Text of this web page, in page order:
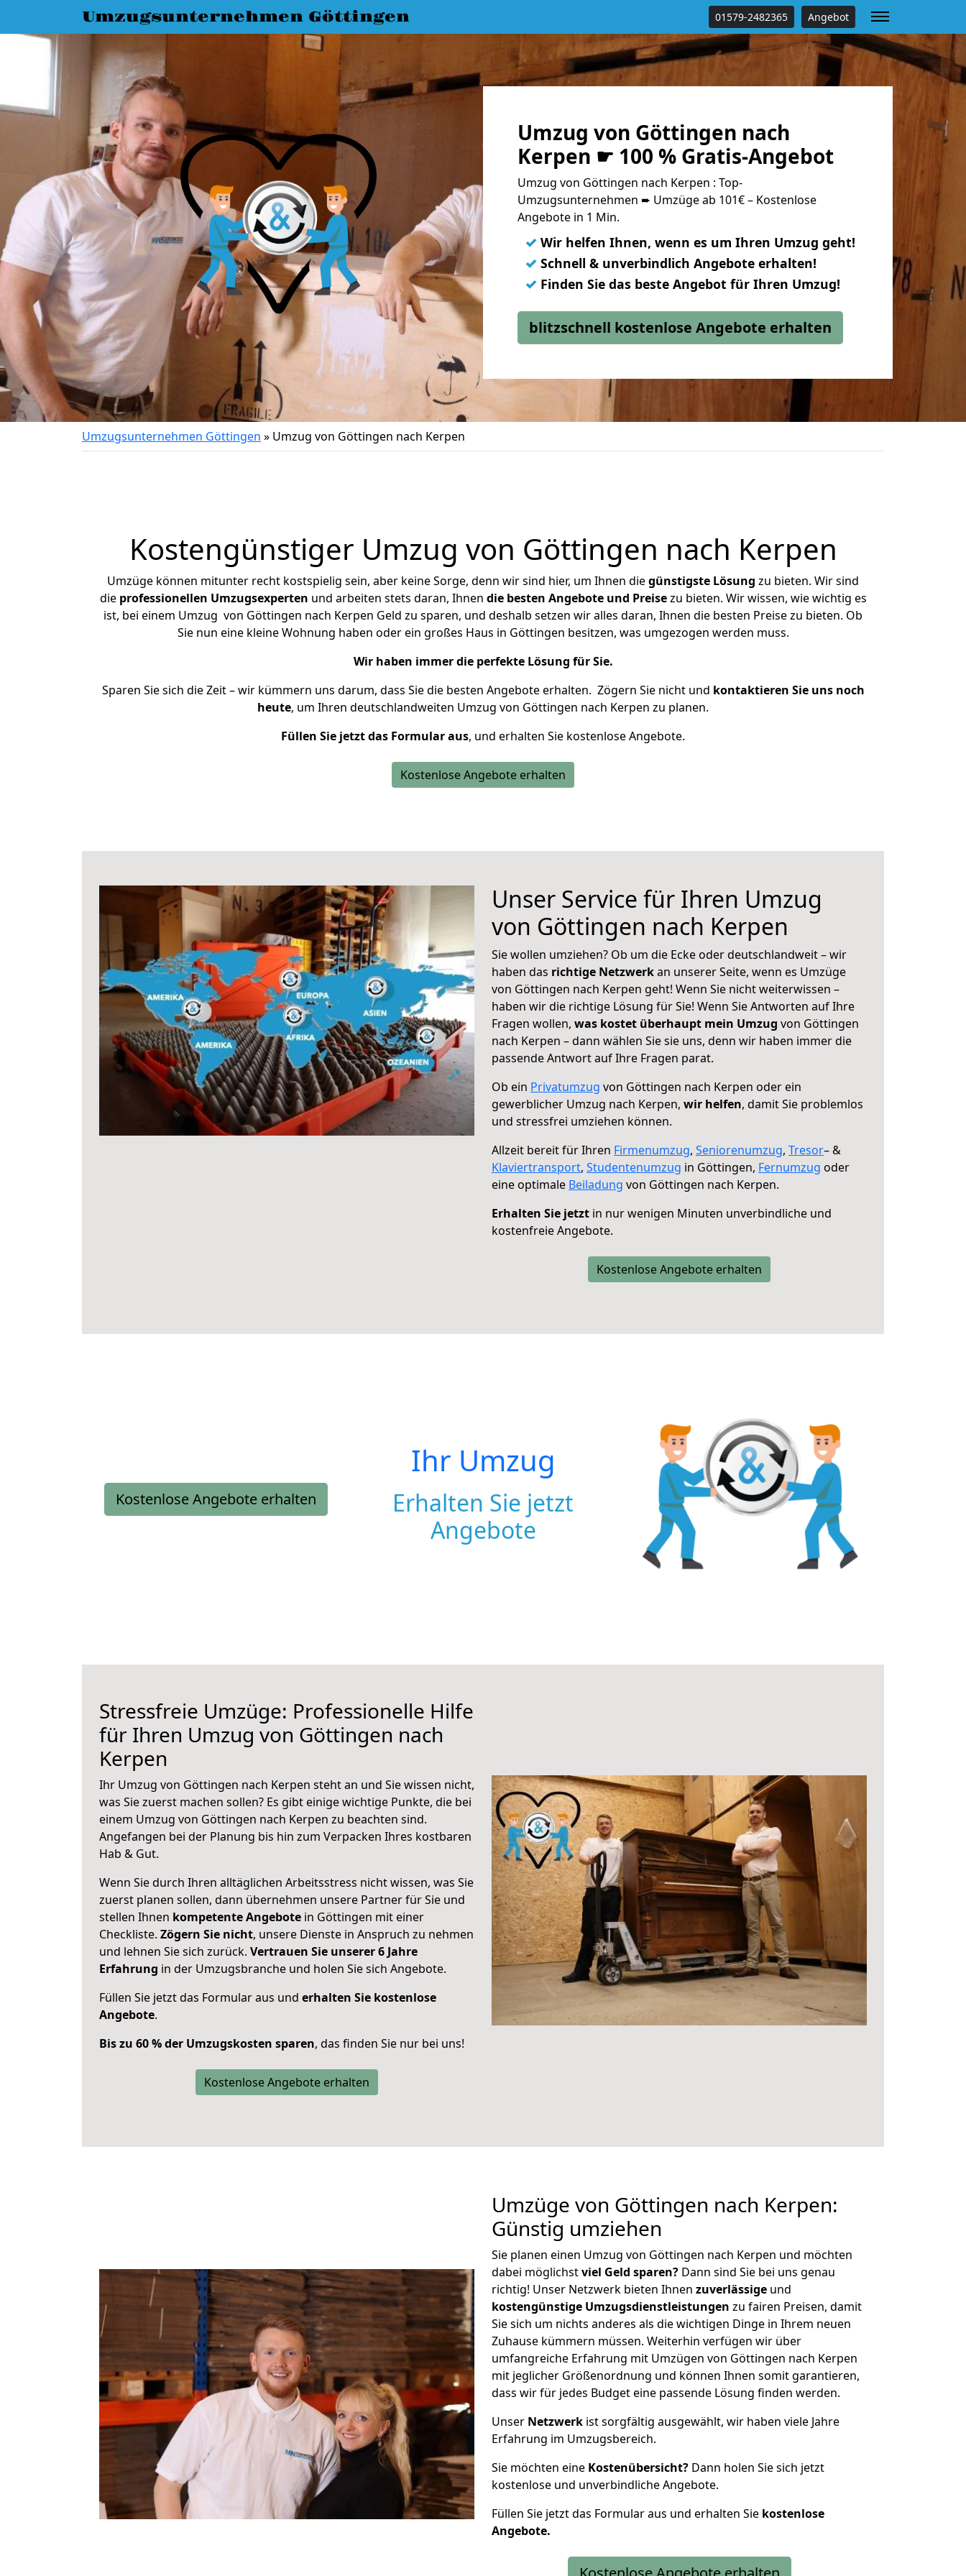
Umzugsunternehmen Göttingen 01579-2482365 Angebot
Umzug von Göttingen nach
Kerpen ☛ 100 % Gratis-Angebot
Umzug von Göttingen nach Kerpen : Top-
Umzugsunternehmen ➨ Umzüge ab 101€ – Kostenlose
Angebote in 1 Min.
✓ Wir helfen Ihnen, wenn es um Ihren Umzug geht!
✓ Schnell & unverbindlich Angebote erhalten!
✓ Finden Sie das beste Angebot für Ihren Umzug!
blitzschnell kostenlose Angebote erhalten
Umzugsunternehmen Göttingen » Umzug von Göttingen nach Kerpen
Kostengünstiger Umzug von Göttingen nach Kerpen
Umzüge können mitunter recht kostspielig sein, aber keine Sorge, denn wir sind hier, um Ihnen diegünstigste Lösung zu bieten. Wir sind
die professionellen Umzugsexperten und arbeiten stets daran, Ihnen die besten Angebote und Preisezu bieten. Wir wissen, wie wichtig es
ist, bei einem Umzug von Göttingen nach Kerpen Geld zu sparen, und deshalb setzen wir alles daran, Ihnen die besten Preise zu bieten. Ob
Sie nun eine kleine Wohnung haben oder ein großes Haus in Göttingen besitzen, was umgezogen werden muss.
Wir haben immer die perfekte Lösung für Sie.
Sparen Sie sich die Zeit – wir kümmern uns darum, dass Sie die besten Angebote erhalten. Zögern Sie nicht und kontaktieren Sie uns noch
heute, um Ihren deutschlandweiten Umzug von Göttingen nach Kerpen zu planen.
Füllen Sie jetzt das Formular aus, und erhalten Sie kostenlose Angebote.
Kostenlose Angebote erhalten
Unser Service für Ihren Umzug
von Göttingen nach Kerpen
Sie wollen umziehen? Ob um die Ecke oder deutschlandweit – wir
haben das richtige Netzwerkan unserer Seite, wenn es Umzüge
von Göttingen nach Kerpen geht! Wenn Sie nicht weiterwissen –
haben wir die richtige Lösung für Sie! Wenn Sie Antworten auf Ihre
Fragen wollen, was kostet überhaupt mein Umzug von Göttingen
nach Kerpen – dann wählen Sie sie uns, denn wir haben immer die
passende Antwort auf Ihre Fragen parat.
Ob ein Privatumzug von Göttingen nach Kerpen oder ein
gewerblicher Umzug nach Kerpen, wir helfen, damit Sie problemlos
und stressfrei umziehen können.
Allzeit bereit für Ihren Firmenumzug, Seniorenumzug, Tresor– &
Klaviertransport, Studentenumzug in Göttingen, Fernumzug oder
eine optimale Beiladung von Göttingen nach Kerpen.
Erhalten Sie jetzt in nur wenigen Minuten unverbindliche und
kostenfreie Angebote.
Kostenlose Angebote erhalten
Kostenlose Angebote erhalten
Ihr Umzug
Erhalten Sie jetzt
Angebote
Stressfreie Umzüge: Professionelle Hilfe
für Ihren Umzug von Göttingen nach
Kerpen
Ihr Umzug von Göttingen nach Kerpen steht an und Sie wissen nicht,
was Sie zuerst machen sollen? Es gibt einige wichtige Punkte, die bei
einem Umzug von Göttingen nach Kerpen zu beachten sind.
Angefangen bei der Planung bis hin zum Verpacken Ihres kostbaren
Hab & Gut.
Wenn Sie durch Ihren alltäglichen Arbeitsstress nicht wissen, was Sie
zuerst planen sollen, dann übernehmen unsere Partner für Sie und
stellen Ihnen kompetente Angebote in Göttingen mit einer
Checkliste. Zögern Sie nicht, unsere Dienste in Anspruch zu nehmen
und lehnen Sie sich zurück. Vertrauen Sie unserer 6 Jahre
Erfahrung in der Umzugsbranche und holen Sie sich Angebote.
Füllen Sie jetzt das Formular aus und erhalten Sie kostenlose
Angebote.
Bis zu 60 % der Umzugskosten sparen, das finden Sie nur bei uns!
Kostenlose Angebote erhalten
Umzüge von Göttingen nach Kerpen:
Günstig umziehen
Sie planen einen Umzug von Göttingen nach Kerpen und möchten
dabei möglichstviel Geld sparen? Dann sind Sie bei uns genau
richtig! Unser Netzwerk bieten Ihnen zuverlässige und
kostengünstige Umzugsdienstleistungen zu fairen Preisen, damit
Sie sich um nichts anderes als die wichtigen Dinge in Ihrem neuen
Zuhause kümmern müssen. Weiterhin verfügen wir über
umfangreiche Erfahrung mit Umzügen von Göttingen nach Kerpen
mit jeglicher Größenordnung und können Ihnen somit garantieren,
dass wir für jedes Budget eine passende Lösung finden werden.
Unser Netzwerk ist sorgfältig ausgewählt, wir haben viele Jahre
Erfahrung im Umzugsbereich.
Sie möchten eine Kostenübersicht? Dann holen Sie sich jetzt
kostenlose und unverbindliche Angebote.
Füllen Sie jetzt das Formular aus und erhalten Sie kostenlose
Angebote.